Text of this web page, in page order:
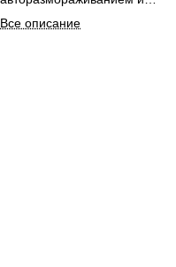
колесами для удобного
перемещения в бассейновых
Все описание